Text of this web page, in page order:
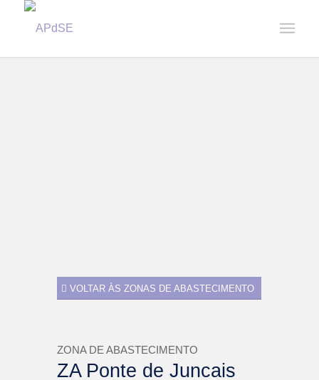
VOLTAR ÀS ZONAS DE ABASTECIMENTO
ZONA DE ABASTECIMENTO
ZA Ponte de Juncais